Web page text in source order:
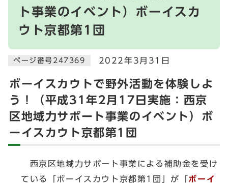
ト事業のイベント）ボーイスカ
ウト京都第1団
ページ番号247369 2022年3月31日
ボーイスカウトで野外活動を体験しよ
う！（平成31年2月17日実施：西京
区地域力サポート事業のイベント）ボ
ーイスカウト京都第1団
西京区地域力サポート事業による補助金を受け
ている「ボーイスカウト京都第1団」が「 ボーイ